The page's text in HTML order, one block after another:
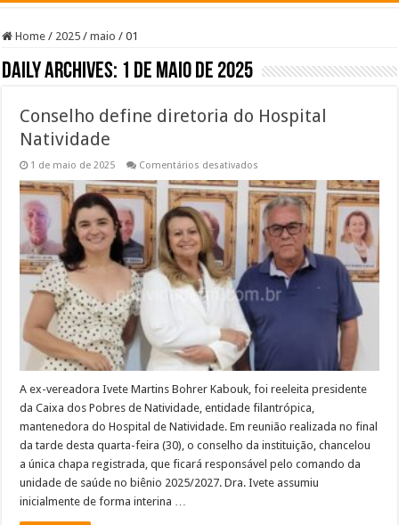
Home / 2025 / maio / 01
Daily Archives: 1 de maio de 2025
Conselho define diretoria do Hospital
Natividade
1 de maio de 2025 Comentários desativados
define
diretoria
do
Hospital
Natividade
A ex-vereadora Ivete Martins Bohrer Kabouk, foi reeleita presidente
da Caixa dos Pobres de Natividade, entidade filantrópica,
mantenedora do Hospital de Natividade. Em reunião realizada no final
da tarde desta quarta-feira (30), o conselho da instituição, chancelou
a única chapa registrada, que ficará responsável pelo comando da
unidade de saúde no biênio 2025/2027. Dra. Ivete assumiu
inicialmente de forma interina …